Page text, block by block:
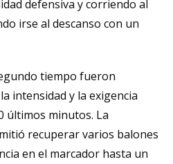
defensiva y corriendo al
irse al descanso con un
tiempo fueron
intensidad y la exigencia
últimos minutos. La
recuperar varios balones
en el marcador hasta un